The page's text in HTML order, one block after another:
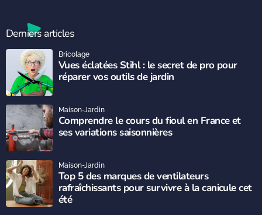
Derniers articles
Vues éclatées Stihl : le secret de pro pour
réparer vos outils de jardin
Bricolage
Comprendre le cours du fioul en France et
ses variations saisonnières
Maison-Jardin
Top 5 des marques de ventilateurs
rafraîchissants pour survivre à la canicule cet
été
Maison-Jardin